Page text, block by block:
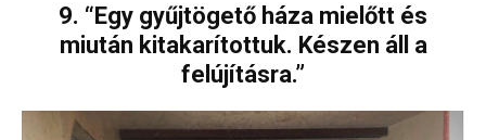
9. “Egy gyűjtögető háza mielőtt és
miután kitakarítottuk. Készen áll a
felújításra.”